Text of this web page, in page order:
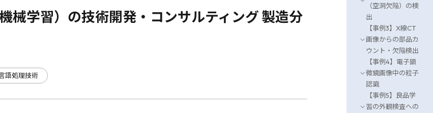
（空洞欠陥）の検
出
【事例3】X線CT
画像からの部品カ
ウント・欠陥検出
【事例4】電子顕
微鏡画像中の粒子
認識
【事例5】良品学
習の外観検査への
械学習）の技術開発・コンサルティング 製造分
語処理技術